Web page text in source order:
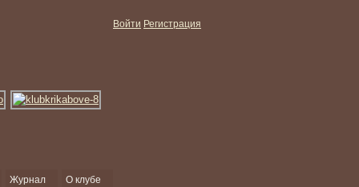
Войти Регистрация
Журнал О клубе